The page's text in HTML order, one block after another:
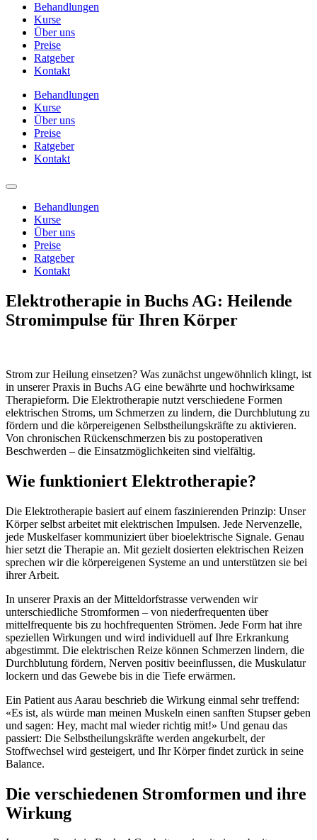
Behandlungen
Kurse
Über uns
Preise
Ratgeber
Kontakt
Behandlungen
Kurse
Über uns
Preise
Ratgeber
Kontakt
Behandlungen
Kurse
Über uns
Preise
Ratgeber
Kontakt
Elektrotherapie in Buchs AG: Heilende
Stromimpulse für Ihren Körper
Strom zur Heilung einsetzen? Was zunächst ungewöhnlich klingt, ist
in unserer Praxis in Buchs AG eine bewährte und hochwirksame
Therapieform. Die Elektrotherapie nutzt verschiedene Formen
elektrischen Stroms, um Schmerzen zu lindern, die Durchblutung zu
fördern und die körpereigenen Selbstheilungskräfte zu aktivieren.
Von chronischen Rückenschmerzen bis zu postoperativen
Beschwerden – die Einsatzmöglichkeiten sind vielfältig.
Wie funktioniert Elektrotherapie?
Die Elektrotherapie basiert auf einem faszinierenden Prinzip: Unser
Körper selbst arbeitet mit elektrischen Impulsen. Jede Nervenzelle,
jede Muskelfaser kommuniziert über bioelektrische Signale. Genau
hier setzt die Therapie an. Mit gezielt dosierten elektrischen Reizen
sprechen wir die körpereigenen Systeme an und unterstützen sie bei
ihrer Arbeit.
In unserer Praxis an der Mitteldorfstrasse verwenden wir
unterschiedliche Stromformen – von niederfrequenten über
mittelfrequente bis zu hochfrequenten Strömen. Jede Form hat ihre
speziellen Wirkungen und wird individuell auf Ihre Erkrankung
abgestimmt. Die elektrischen Reize können Schmerzen lindern, die
Durchblutung fördern, Nerven positiv beeinflussen, die Muskulatur
lockern und das Gewebe bis in die Tiefe erwärmen.
Ein Patient aus Aarau beschrieb die Wirkung einmal sehr treffend:
«Es ist, als würde man meinen Muskeln einen sanften Stupser geben
und sagen: Hey, macht mal wieder richtig mit!» Und genau das
passiert: Die Selbstheilungskräfte werden angekurbelt, der
Stoffwechsel wird gesteigert, und Ihr Körper findet zurück in seine
Balance.
Die verschiedenen Stromformen und ihre
Wirkung